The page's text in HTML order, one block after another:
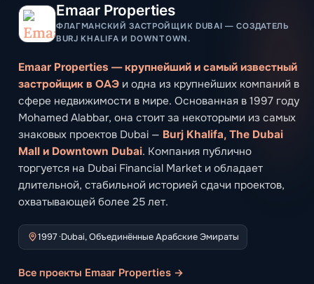
Emaar Properties
ФЛАГМАНСКИЙ ЗАСТРОЙЩИК DUBAI — СОЗДАТЕЛЬ
BURJ KHALIFA И DOWNTOWN.
Emaar Properties — крупнейший и самый известный
застройщик в ОАЭ и одна из крупнейших компаний в
сфере недвижимости в мире. Основанная в 1997 году
Mohamed Alabbar, она стоит за некоторыми из самых
знаковых проектов Dubai — Burj Khalifa, The Dubai
Mall и Downtown Dubai. Компания публично
торгуется на Dubai Financial Market и обладает
длительной, стабильной историей сдачи проектов,
охватывающей более 25 лет.
1997 ·Dubai, Объединённые Арабские Эмираты
Все проекты Emaar Properties →